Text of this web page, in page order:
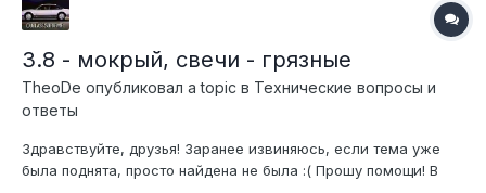
3.8 - мокрый, свечи - грязные
TheoDe опубликовал a topic в Технические вопросы и
ответы
Здравствуйте, друзья! Заранее извиняюсь, если тема уже
была поднята, просто найдена не была :( Прошу помощи! В